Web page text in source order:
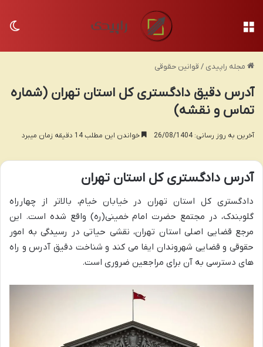
مجله راپیدی / قوانین حقوقی
آدرس دقیق دادگستری کل استان تهران (شماره
تماس و نقشه)
آخرین به روز رسانی: 26/08/1404 خواندن این مطلب 14 دقیقه زمان میبرد
آدرس دادگستری کل استان تهران
دادگستری کل استان تهران در خیابان خیام، بالاتر از چهارراه
گلوبندک، در مجتمع حضرت امام خمینی(ره) واقع شده است. این
مرجع قضایی اصلی استان تهران، نقشی حیاتی در رسیدگی به امور
حقوقی و قضایی شهروندان ایفا می کند و شناخت دقیق آدرس و راه
های دسترسی به آن برای مراجعین ضروری است.